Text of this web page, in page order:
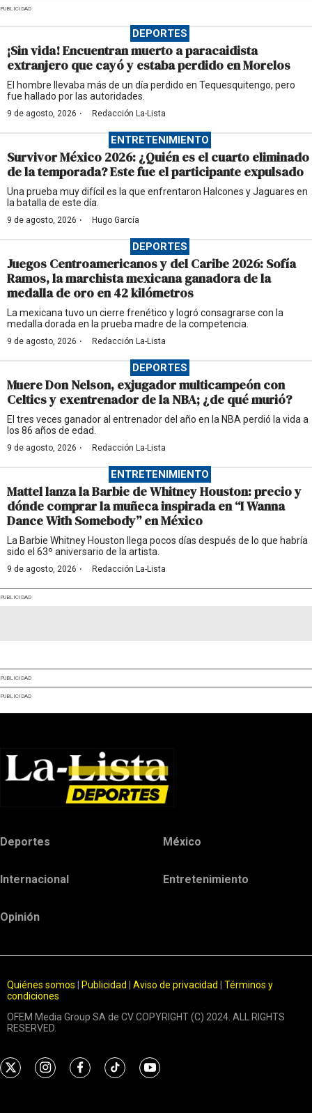
PUBLICIDAD
DEPORTES
¡Sin vida! Encuentran muerto a paracaidista
extranjero que cayó y estaba perdido en Morelos
El hombre llevaba más de un día perdido en Tequesquitengo, pero
fue hallado por las autoridades.
9 de agosto, 2026 · Redacción La-Lista
ENTRETENIMIENTO
Survivor México 2026: ¿Quién es el cuarto eliminado
de la temporada? Este fue el participante expulsado
Una prueba muy difícil es la que enfrentaron Halcones y Jaguares en
la batalla de este día.
9 de agosto, 2026 · Hugo García
DEPORTES
Juegos Centroamericanos y del Caribe 2026: Sofía
Ramos, la marchista mexicana ganadora de la
medalla de oro en 42 kilómetros
La mexicana tuvo un cierre frenético y logró consagrarse con la
medalla dorada en la prueba madre de la competencia.
9 de agosto, 2026 · Redacción La-Lista
DEPORTES
Muere Don Nelson, exjugador multicampeón con
Celtics y exentrenador de la NBA; ¿de qué murió?
El tres veces ganador al entrenador del año en la NBA perdió la vida a
los 86 años de edad.
9 de agosto, 2026 · Redacción La-Lista
ENTRETENIMIENTO
Mattel lanza la Barbie de Whitney Houston: precio y
dónde comprar la muñeca inspirada en “I Wanna
Dance With Somebody” en México
La Barbie Whitney Houston llega pocos días después de lo que habría
sido el 63º aniversario de la artista.
9 de agosto, 2026 · Redacción La-Lista
PUBLICIDAD
PUBLICIDAD
PUBLICIDAD
Deportes México
Internacional Entretenimiento
Opinión
Quiénes somos | Publicidad | Aviso de privacidad | Términos y
condiciones
OFEM Media Group SA de CV COPYRIGHT (C) 2024. ALL RIGHTS
RESERVED.
t
i
f
t
y